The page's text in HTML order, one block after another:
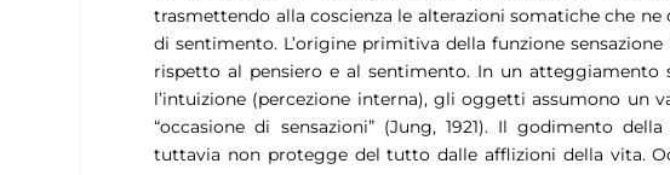
trasmettendo alla coscienza le alterazioni somatiche che
di sentimento. L’origine primitiva della funzione
rispetto al pensiero e al sentimento. In un atteggiamento
l’intuizione (percezione interna), gli oggetti assumono un
“occasione di sensazioni” (Jung, 1921). Il godimento
tuttavia non protegge del tutto dalle afflizioni della vita.